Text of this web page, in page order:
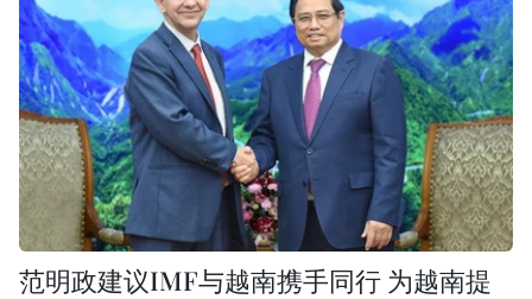
范明政建议IMF与越南携手同行 为越南提